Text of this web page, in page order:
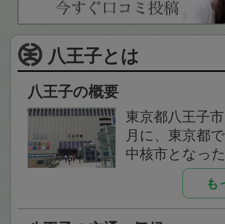
八王子とは
八王子の概要
東京都八王子
月に、東京都
中核市となっ
最大の都市と
2017年には市
も